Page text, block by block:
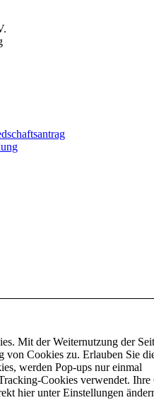
Mit der Weiternutzung der
von Cookies zu. Erlauben Sie
werden Pop-ups nur einmal
Cookies verwendet.
hier unter Einstellungen